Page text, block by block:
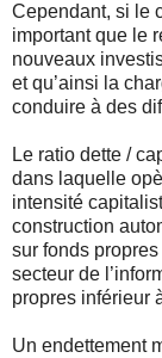
Cependant, si le
important que le
nouveaux
et qu’ainsi la
conduire à des
Le ratio dette /
dans laquelle
intensité
construction
sur fonds
secteur de
propres inférieur
Un endettement